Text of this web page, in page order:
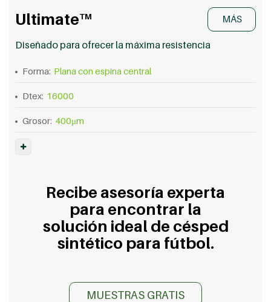
UltimateTM MÁS
Diseñado para ofrecer la máxima resistencia
Forma: Plana con espina central
Dtex: 16000
Grosor: 400μm
Recibe asesoría experta
para encontrar la
solución ideal de césped
sintético para fútbol.
MUESTRAS GRATIS